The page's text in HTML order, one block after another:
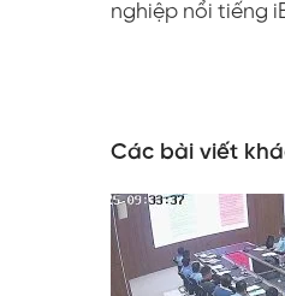
nghiệp nổi tiếng
Các bài viết